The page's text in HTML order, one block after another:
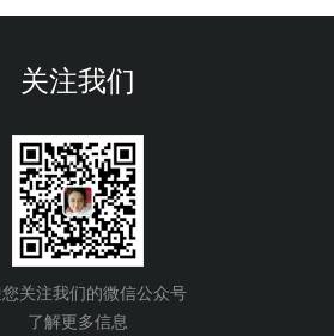
关注我们
关注我们的微信公众号
了解更多信息